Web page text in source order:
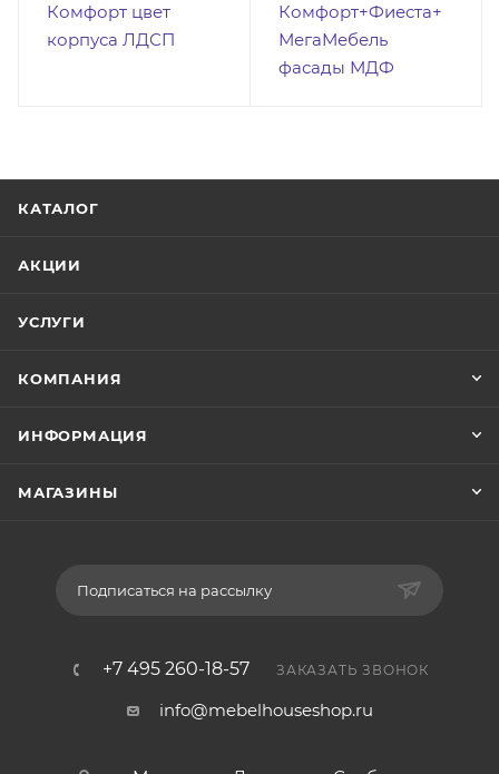
Комфорт цвет
корпуса ЛДСП
Комфорт+Фиеста+
МегаМебель
фасады МДФ
КАТАЛОГ
АКЦИИ
УСЛУГИ
КОМПАНИЯ
ИНФОРМАЦИЯ
МАГАЗИНЫ
Подписаться на рассылку
+7 495 260-18-57 ЗАКАЗАТЬ ЗВОНОК
info@mebelhouseshop.ru